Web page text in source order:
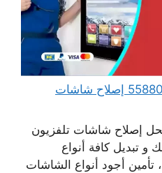
فني تصليح تلفزيونات 55880595 إصلاح شاشات
إصلاح شاشات تلفزيون
و تبديل كافة أنواع
تأمين أجود أنواع الشاشات